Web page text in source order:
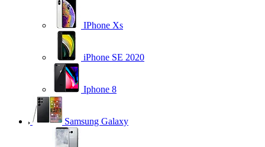
IPhone Xs
iPhone SE 2020
Iphone 8
Samsung Galaxy